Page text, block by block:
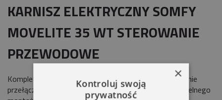
KARNISZ ELEKTRYCZNY SOMFY
MOVELITE 35 WT STEROWANIE
PRZEWODOWE
Kompletna szyna z napędem przewodowym, sterowanie
przełącznikiem. Karnisz jest przeznaczony do samodzielnego
×
Kontroluj swoją
prywatność